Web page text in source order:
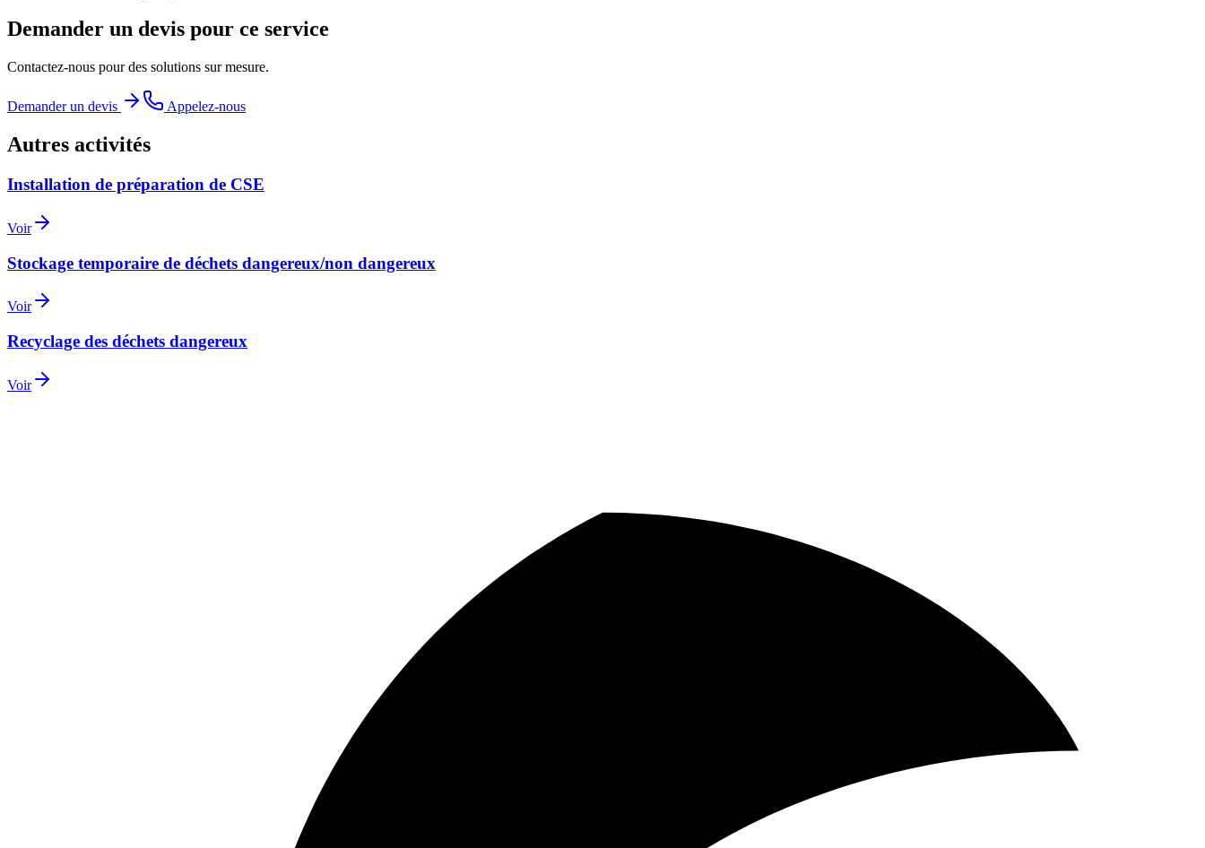
Demander un devis pour ce service
Contactez-nous pour des solutions sur mesure.
Demander un devis Appelez-nous
Autres activités
Installation de préparation de CSE
Voir
Stockage temporaire de déchets dangereux/non dangereux
Voir
Recyclage des déchets dangereux
Voir